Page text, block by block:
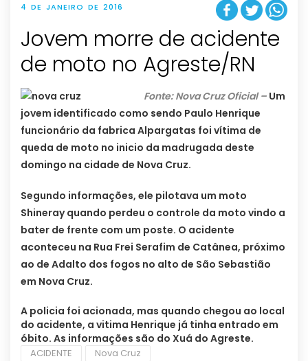
4 DE JANEIRO DE 2016
Jovem morre de acidente
de moto no Agreste/RN
Fonte: Nova Cruz Oficial – Um
jovem identificado como sendo Paulo Henrique
funcionário da fabrica Alpargatas foi vítima de
queda de moto no inicio da madrugada deste
domingo na cidade de Nova Cruz.
Segundo informações, ele pilotava um moto
Shineray quando perdeu o controle da moto vindo a
bater de frente com um poste. O acidente
aconteceu na Rua Frei Serafim de Catânea, próximo
ao de Adalto dos fogos no alto de São Sebastião
em Nova Cruz.
A policia foi acionada, mas quando chegou ao local
do acidente, a vitima Henrique já tinha entrado em
óbito. As informações são do Xuá do Agreste.
ACIDENTE Nova Cruz